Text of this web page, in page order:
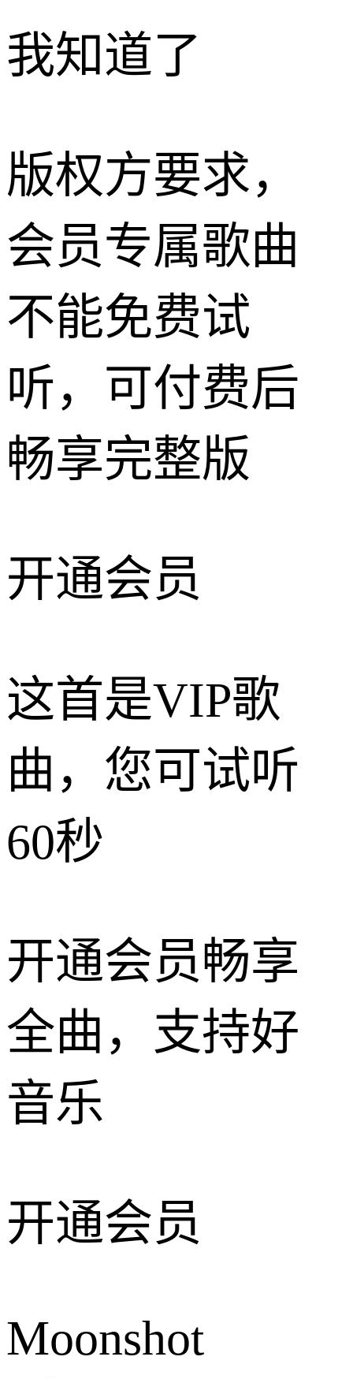
我知道了
版权方要求，
会员专属歌曲
不能免费试
听，可付费后
畅享完整版
开通会员
这首是VIP歌
曲，您可试听
60秒
开通会员畅享
全曲，支持好
音乐
开通会员
Moonshot